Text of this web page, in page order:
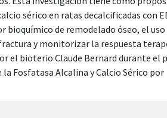
sérico en ratas decalcificadas con
bioquímico de remodelado óseo, el uso
y monitorizar la respuesta
el bioterio Claude Bernard durante el
Fosfatasa Alcalina y Calcio Sérico por